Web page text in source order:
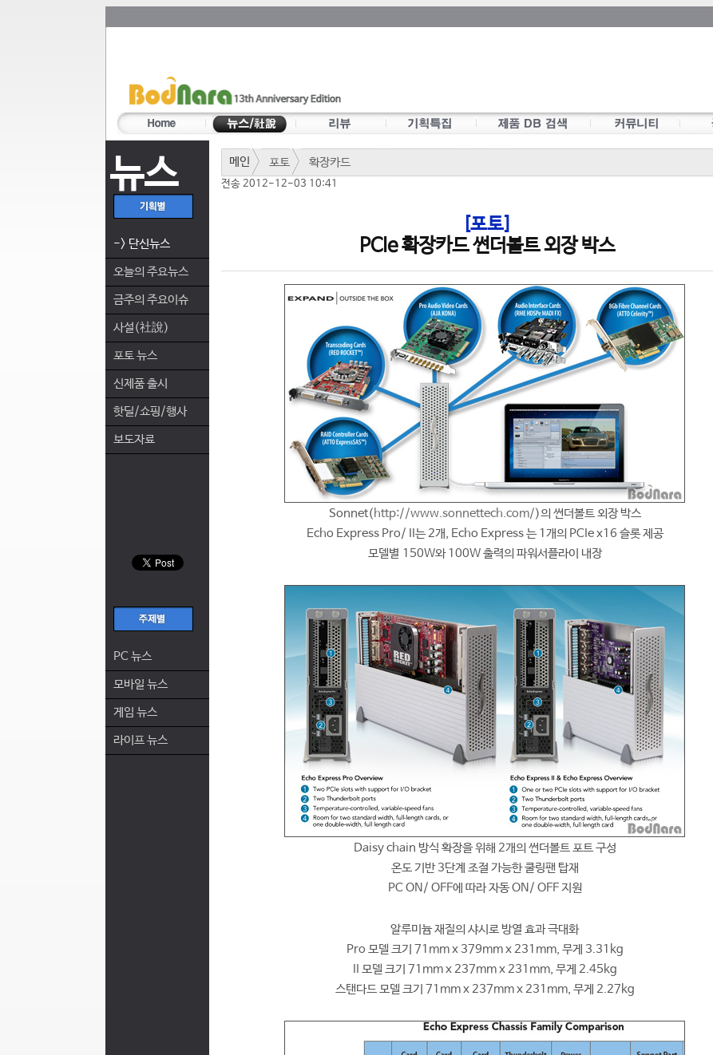
뉴스
-> 단신뉴스
오늘의 주요뉴스
금주의 주요이슈
사설(社說)
포토 뉴스
신제품 출시
핫딜/쇼핑/행사
보도자료
PC 뉴스
모바일 뉴스
게임 뉴스
라이프 뉴스
메인 포토 확장카드
전송 2012-12-03 10:41
[포토]
PCIe 확장카드 썬더볼트 외장 박스
Sonnet(http://www.sonnettech.com/)의 썬더볼트 외장 박스
Echo Express Pro/ II는 2개, Echo Express 는 1개의 PCIe x16 슬롯 제공
모델별 150W와 100W 출력의 파워서플라이 내장
Daisy chain 방식 확장을 위해 2개의 썬더볼트 포트 구성
온도 기반 3단계 조절 가능한 쿨링팬 탑재
PC ON/ OFF에 따라 자동 ON/ OFF 지원
알루미늄 재질의 샤시로 방열 효과 극대화
Pro 모델 크기 71mm x 379mm x 231mm, 무게 3.31kg
II 모델 크기 71mm x 237mm x 231mm, 무게 2.45kg
스탠다드 모델 크기 71mm x 237mm x 231mm, 무게 2.27kg